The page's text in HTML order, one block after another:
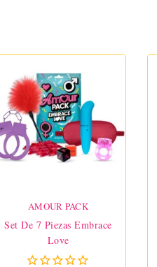
AMOUR PACK
Set De 7 Piezas Embrace
Love